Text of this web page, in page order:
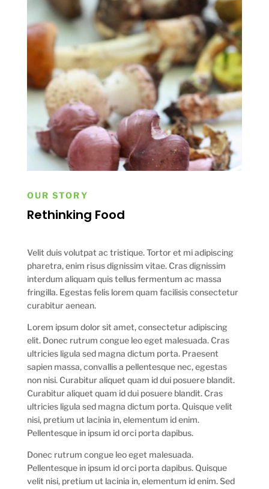
OUR STORY
Rethinking Food
Velit duis volutpat ac tristique. Tortor et mi adipiscing
pharetra, enim risus dignissim vitae. Cras dignissim
interdum aliquam quis tellus fermentum ac massa
fringilla. Egestas felis lorem quam facilisis consectetur
curabitur aenean.
Lorem ipsum dolor sit amet, consectetur adipiscing
elit. Donec rutrum congue leo eget malesuada. Cras
ultricies ligula sed magna dictum porta. Praesent
sapien massa, convallis a pellentesque nec, egestas
non nisi. Curabitur aliquet quam id dui posuere blandit.
Curabitur aliquet quam id dui posuere blandit. Cras
ultricies ligula sed magna dictum porta. Quisque velit
nisi, pretium ut lacinia in, elementum id enim.
Pellentesque in ipsum id orci porta dapibus.
Donec rutrum congue leo eget malesuada.
Pellentesque in ipsum id orci porta dapibus. Quisque
velit nisi, pretium ut lacinia in, elementum id enim. Sed